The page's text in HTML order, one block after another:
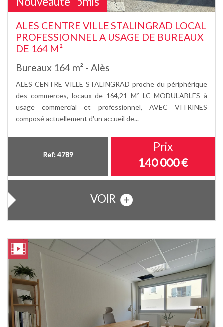
ALES CENTRE VILLE STALINGRAD LOCAL
PROFESSIONNEL A USAGE DE BUREAUX
DE 164 M²
Bureaux 164 m² - Alès
ALES CENTRE VILLE STALINGRAD proche du périphérique
des commerces, locaux de 164,21 M² LC MODULABLES à
usage commercial et professionnel, AVEC VITRINES
composé actuellement d'un accueil de...
Ref: 4789
Prix
140 000 €
VOIR